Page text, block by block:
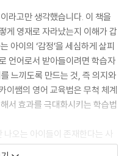
]
고등 수준/토플형 영어 배우
균형 잡기
들어 꿈에 대한 구체적 목표 정
사하기
어 원서를 읽게 하는 이유
토플형 장문 리스닝
엄마표 영어를 하면 이런 아이
수 있습니다.
잘 살펴보면 공통된 성향들이 있
합니다. 제 엄마표 영어는 교재
수해 영어 실력을 높이는 방식으
는 능력과 문장과 단어를 ‘암
형을 4가지로 나눕니다.
달은 점이 있는데, 영어를 포함
큰 영향을 주는 것은 ‘국어 문
영어를 잘 못 하더라도 기초만
이 낮은 아이는 아무리 어렸을
력이 제자리걸음을 했다. 그래
에 두었다. 하나 더, 행복이의 영
영어를 강렬하게 거부하는 아이
는 방법을 찾고자 각종 논문을
라고만 생각했습니다. 이 책을
게 영재로 자라났는지 이해가 갑
아이의 ‘감정’을 세심하게 살피
언어로서 받아들이려면 학습자
느끼도록 만드는 것, 즉 의지와
이쌤의 영어 교육법은 무척 체계
서 효과를 극대화시키는 학습법
나오는 아이들이 존재한다는 사
등급이 쉽게 나오는 애들은 어떻